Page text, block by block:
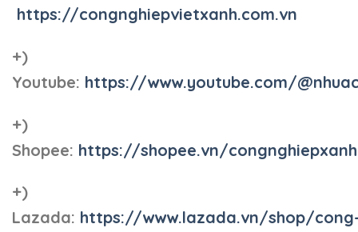
https://congnghiepvietxanh.com.vn
+)
Youtube: https://www.youtube.com/
+)
Shopee: https://shopee.vn/
+)
Lazada: https://www.lazada.vn/shop/